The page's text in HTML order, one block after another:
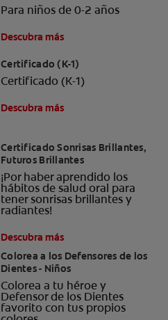
Para niños de 0-2 años
Descubra más
Certificado (K-1)
Certificado (K-1)
Descubra más
Certificado Sonrisas Brillantes,
Futuros Brillantes
¡Por haber aprendido los
hábitos de salud oral para
tener sonrisas brillantes y
radiantes!
Descubra más
Colorea a los Defensores de los
Dientes - Niños
Colorea a tu héroe y
Defensor de los Dientes
favorito con tus propios